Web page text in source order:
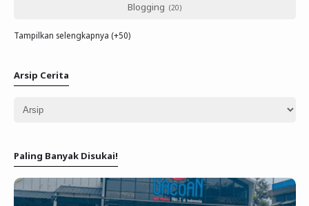
Blogging
Tampilkan selengkapnya (+50)
Arsip Cerita
Paling Banyak Disukai!